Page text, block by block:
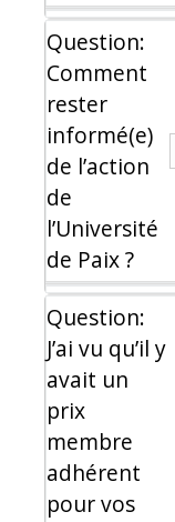
Question:
Comment
rester
informé(e)
de l’action
de
l’Université
de Paix ?
Question:
J’ai vu qu’il y
avait un
prix
membre
adhérent
pour vos